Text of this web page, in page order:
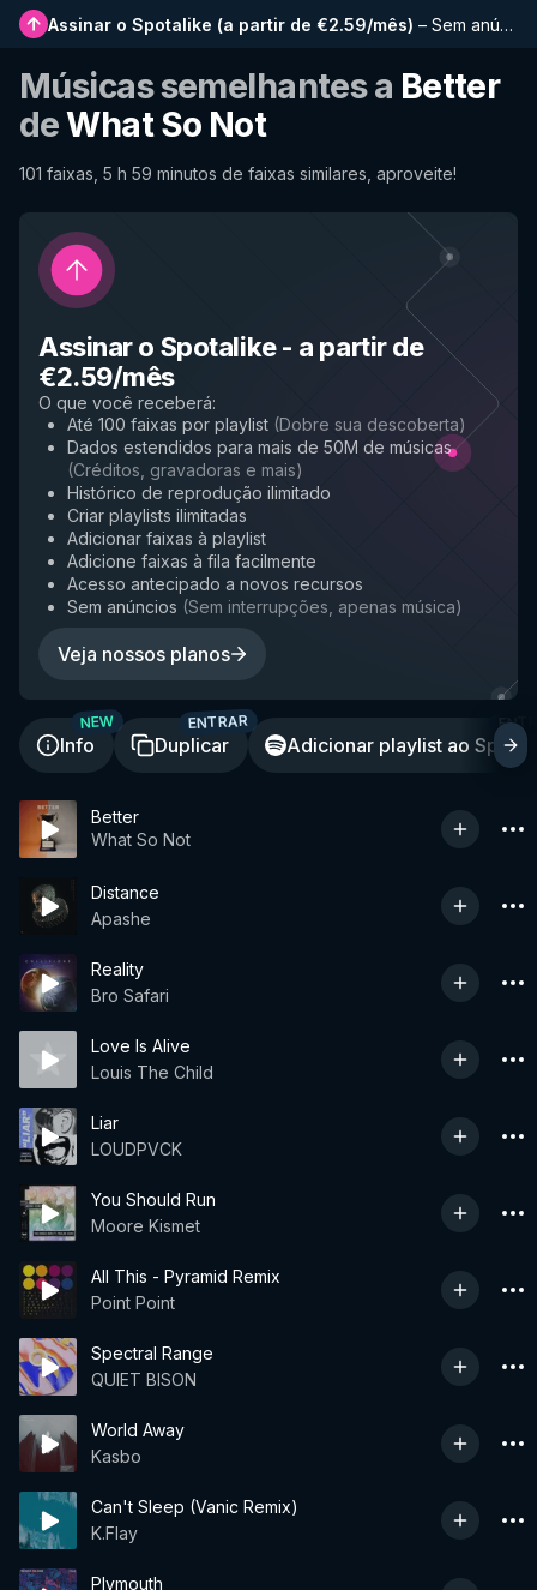
Assinar o Spotalike (a partir de €2.59/mês) – Sem anúncios, playlists mais longas, histórico completo e acesso antecipado a novos recursos
Músicas semelhantes a Better
deWhat So Not
101 faixas, 5 h 59 minutos de faixas similares, aproveite!
Assinar o Spotalike- a partir de
€2.59/mês
O que você receberá:
Até 100 faixas por playlist (Dobre sua descoberta)
Dados estendidos para mais de 50M de músicas
(Créditos, gravadoras e mais)
Histórico de reprodução ilimitado
Criar playlists ilimitadas
Adicionar faixas à playlist
Adicione faixas à fila facilmente
Acesso antecipado a novos recursos
Sem anúncios (Sem interrupções, apenas música)
Veja nossos planos
Info
NEW
Duplicar
ENTRAR
Adicionar playlist ao
Better
What So Not
Distance
Apashe
Reality
Bro Safari
Love Is Alive
Louis The Child
Liar
LOUDPVCK
You Should Run
Moore Kismet
All This - Pyramid Remix
Point Point
Spectral Range
QUIET BISON
World Away
Kasbo
Can't Sleep (Vanic Remix)
K.Flay
Plymouth